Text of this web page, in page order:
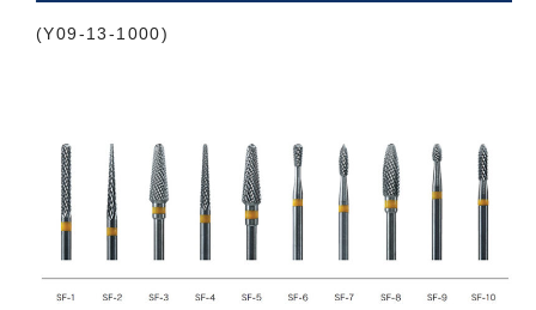
歯科関連機器
3D実体顕微鏡
会社概要
お問い合わせ
(Y09-13-1000)